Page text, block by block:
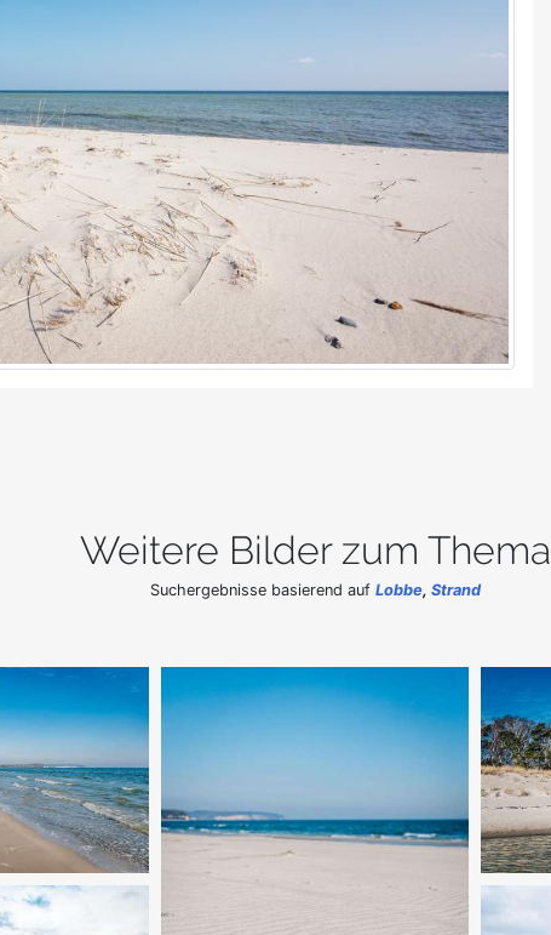
Weitere Bilder zum Thema
Suchergebnisse basierend auf Lobbe, Strand